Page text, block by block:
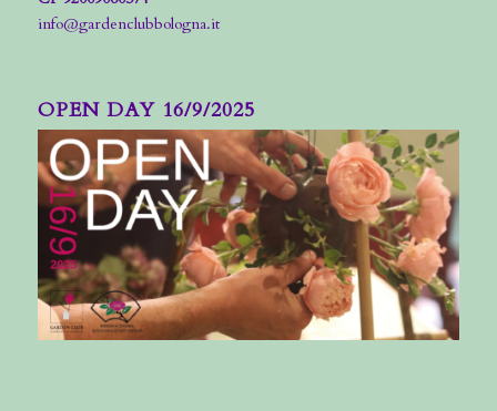
info@gardenclubbologna.it
OPEN DAY 16/9/2025